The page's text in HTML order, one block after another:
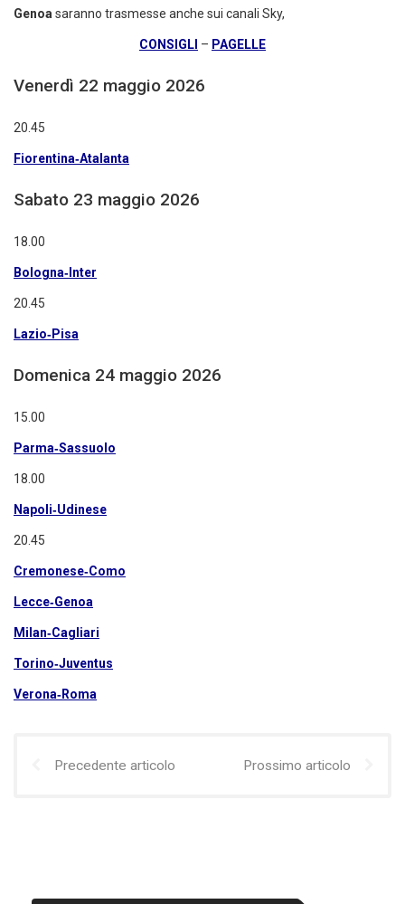
Genoa saranno trasmesse anche sui canali Sky,
CONSIGLI – PAGELLE
Venerdì 22 maggio 2026
20.45
Fiorentina‑Atalanta
Sabato 23 maggio 2026
18.00
Bologna‑Inter
20.45
Lazio‑Pisa
Domenica 24 maggio 2026
15.00
Parma‑Sassuolo
18.00
Napoli‑Udinese
20.45
Cremonese‑Como
Lecce‑Genoa
Milan‑Cagliari
Torino‑Juventus
Verona‑Roma
Precedente articolo Prossimo articolo